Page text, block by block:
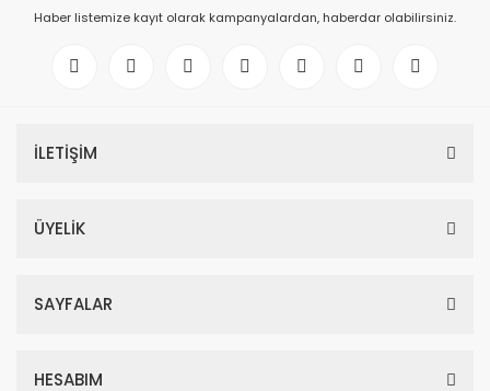
Haber listemize kayıt olarak kampanyalardan, haberdar olabilirsiniz.
İLETİŞİM
ÜYELİK
SAYFALAR
HESABIM